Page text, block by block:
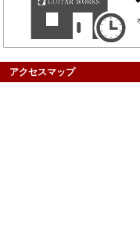
アクセスマップ